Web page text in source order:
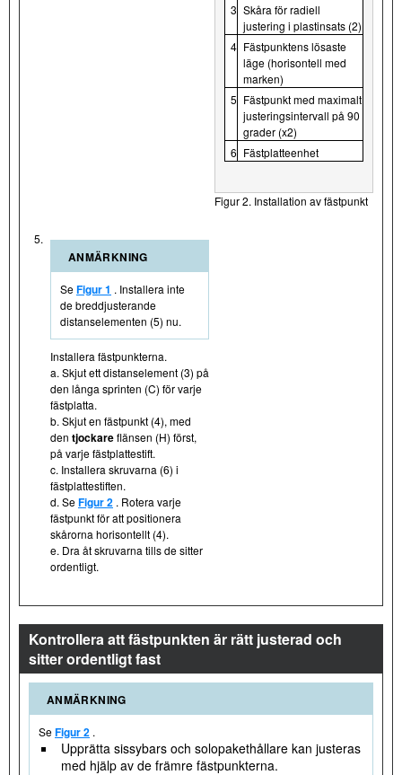
3 Skåra för radiell
justering i plastinsats (2)
4 Fästpunktens lösaste
läge (horisontell med
marken)
5 Fästpunkt med maximalt
justeringsintervall på 90
grader (x2)
6 Fästplatteenhet
Figur 2. Installation av fästpunkt
5.
ANMÄRKNING
SeFigur 1 . Installera inte
de breddjusterande
distanselementen (5) nu.
Installera fästpunkterna.
a. Skjut ett distanselement (3) på
den långa sprinten (C) för varje
fästplatta.
b. Skjut en fästpunkt (4), med
den tjockareflänsen (H) först,
på varje fästplattestift.
c. Installera skruvarna (6) i
fästplattestiften.
d. SeFigur 2 . Rotera varje
fästpunkt för att positionera
skårorna horisontellt (4).
e. Dra åt skruvarna tills de sitter
ordentligt.
Kontrollera att fästpunkten är rätt justerad och
sitter ordentligt fast
ANMÄRKNING
SeFigur 2 .
Upprätta sissybars och solopakethållare kan justeras
med hjälp av de främre fästpunkterna.